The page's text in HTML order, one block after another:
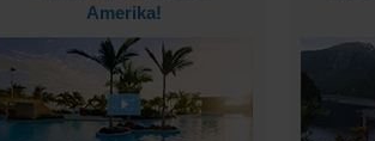
Amerika!